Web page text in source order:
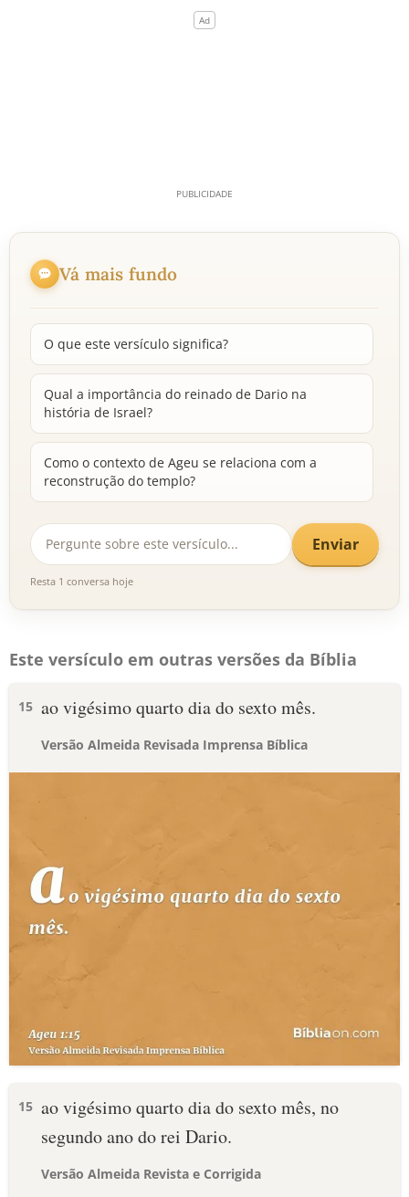
Vá mais fundo
O que este versículo significa?
Qual a importância do reinado de Dario na
história de Israel?
Como o contexto de Ageu se relaciona com a
reconstrução do templo?
Enviar
Resta 1 conversa hoje
Este versículo em outras versões da Bíblia
15 ao vigésimo quarto dia do sexto mês.
Versão Almeida Revisada Imprensa Bíblica
15 ao vigésimo quarto dia do sexto mês, no
segundo ano do rei Dario.
Versão Almeida Revista e Corrigida